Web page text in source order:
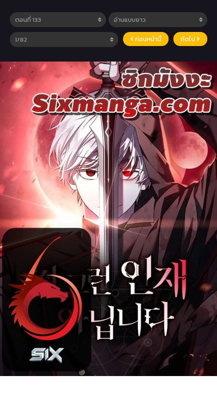
ก่อนหน้านี้ ถัดไป